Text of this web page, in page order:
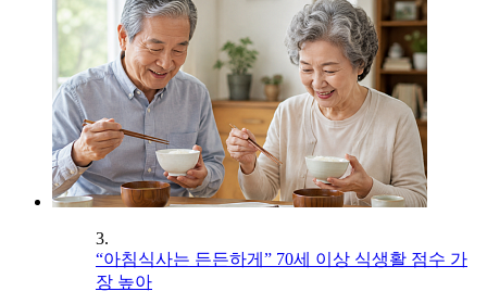
3.
“아침식사는 든든하게” 70세 이상 식생활 점수 가
장 높아